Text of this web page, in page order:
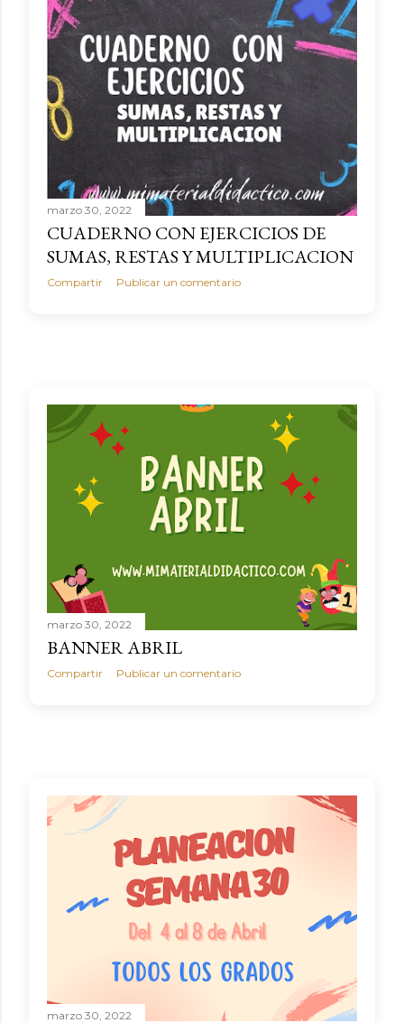
marzo 30, 2022
CUADERNO CON EJERCICIOS DE
SUMAS, RESTAS Y MULTIPLICACION
Compartir Publicar un comentario
marzo 30, 2022
BANNER ABRIL
Compartir Publicar un comentario
marzo 30, 2022